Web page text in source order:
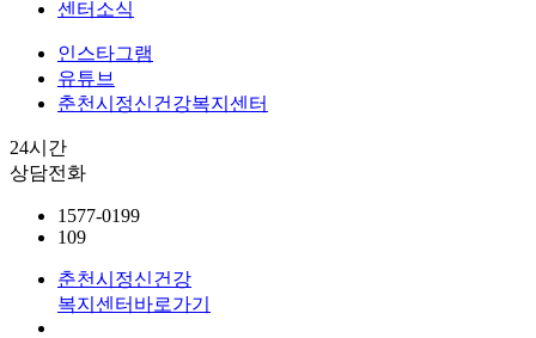
센터소식
인스타그램
유튜브
춘천시정신건강복지센터
24시간
상담전화
1577-0199
109
춘천시정신건강
복지센터 바로가기